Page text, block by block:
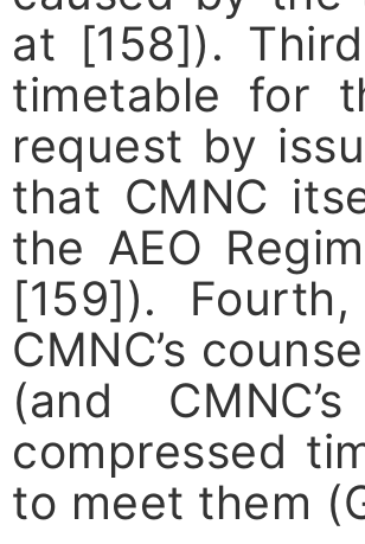
at [158]).
timetable for
request by
that CMNC
the AEO
[159]).
CMNC’s
(and
compressed
to meet them